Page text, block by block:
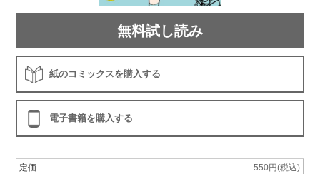
無料試し読み
紙のコミックスを購入する
電子書籍を購入する
定価
550円(税込)